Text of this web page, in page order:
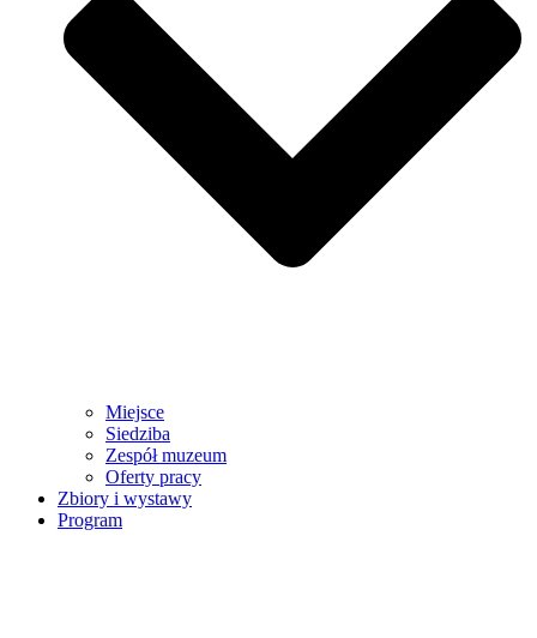
Miejsce
Siedziba
Zespół muzeum
Oferty pracy
Zbiory i wystawy
Program